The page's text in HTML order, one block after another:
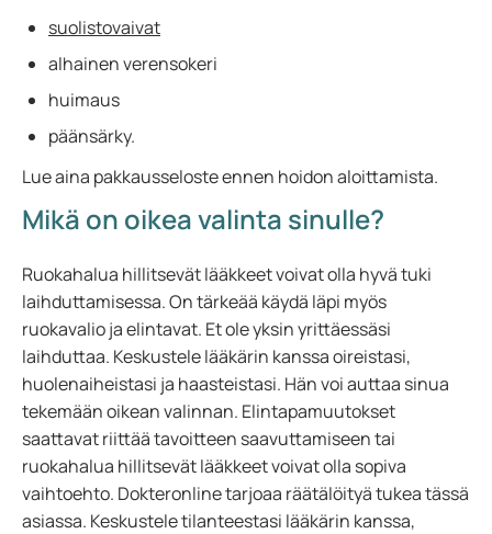
suolistovaivat
alhainen verensokeri
huimaus
päänsärky.
Lue aina pakkausseloste ennen hoidon aloittamista.
Mikä on oikea valinta sinulle?
Ruokahalua hillitsevät lääkkeet voivat olla hyvä tuki
laihduttamisessa. On tärkeää käydä läpi myös
ruokavalio ja elintavat. Et ole yksin yrittäessäsi
laihduttaa. Keskustele lääkärin kanssa oireistasi,
huolenaiheistasi ja haasteistasi. Hän voi auttaa sinua
tekemään oikean valinnan. Elintapamuutokset
saattavat riittää tavoitteen saavuttamiseen tai
ruokahalua hillitsevät lääkkeet voivat olla sopiva
vaihtoehto. Dokteronline tarjoaa räätälöityä tukea tässä
asiassa. Keskustele tilanteestasi lääkärin kanssa,